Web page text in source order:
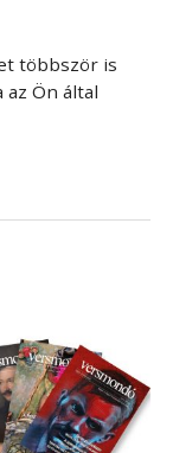
többször is
az Ön által